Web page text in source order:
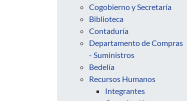
Cogobierno y Secretaría
Biblioteca
Contaduría
Departamento de Compras
- Suministros
Bedelía
Recursos Humanos
Integrantes